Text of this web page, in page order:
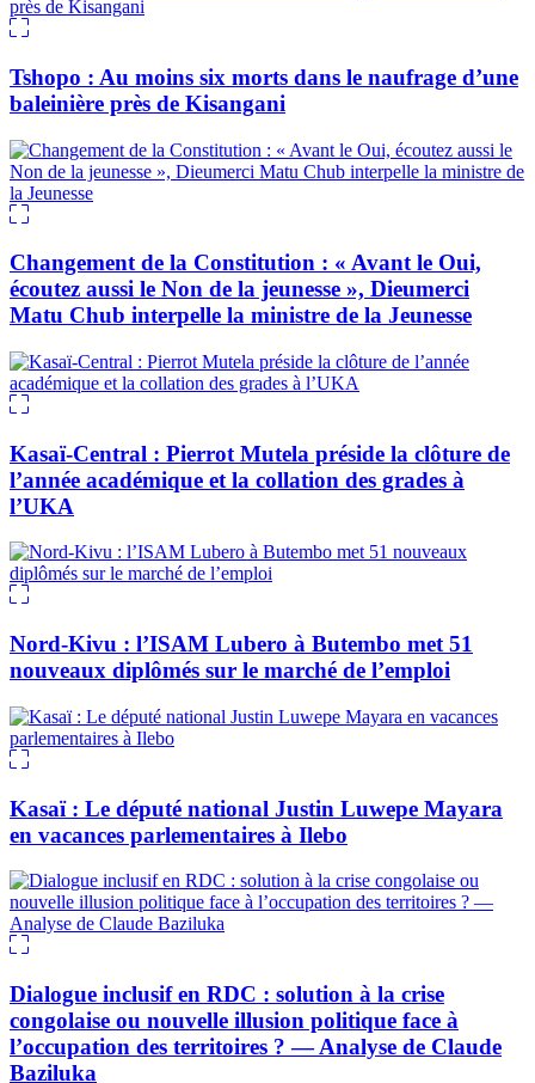
Tshopo : Au moins six morts dans le naufrage d’une
baleinière près de Kisangani
Changement de la Constitution : « Avant le Oui,
écoutez aussi le Non de la jeunesse », Dieumerci
Matu Chub interpelle la ministre de la Jeunesse
Kasaï-Central : Pierrot Mutela préside la clôture de
l’année académique et la collation des grades à
l’UKA
Nord-Kivu : l’ISAM Lubero à Butembo met 51
nouveaux diplômés sur le marché de l’emploi
Kasaï : Le député national Justin Luwepe Mayara
en vacances parlementaires à Ilebo
Dialogue inclusif en RDC : solution à la crise
congolaise ou nouvelle illusion politique face à
l’occupation des territoires ? — Analyse de Claude
Baziluka